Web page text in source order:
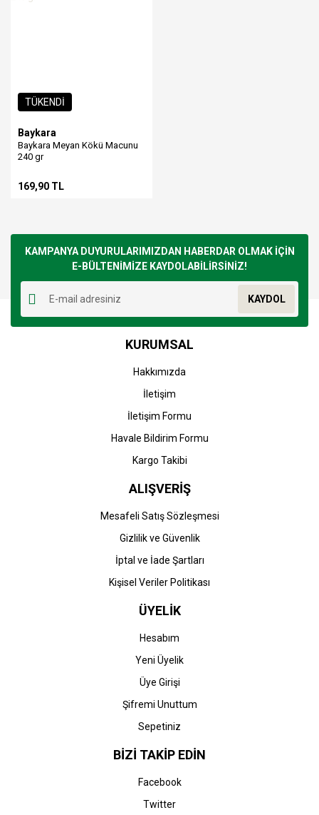
TÜKENDİ
Baykara
Baykara Meyan Kökü Macunu
240 gr
169,90 TL
KAMPANYA DUYURULARIMIZDAN HABERDAR OLMAK İÇİN
E-BÜLTENİMİZE KAYDOLABİLİRSİNİZ!
KAYDOL
KURUMSAL
Hakkımızda
İletişim
İletişim Formu
Havale Bildirim Formu
Kargo Takibi
ALIŞVERİŞ
Mesafeli Satış Sözleşmesi
Gizlilik ve Güvenlik
İptal ve İade Şartları
Kişisel Veriler Politikası
ÜYELİK
Hesabım
Yeni Üyelik
Üye Girişi
Şifremi Unuttum
Sepetiniz
BİZİ TAKİP EDİN
Facebook
Twitter